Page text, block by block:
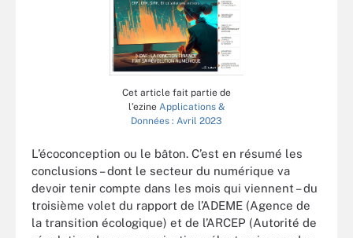
Cet article fait partie de
l’ezine Applications &
Données : Avril 2023
L’écoconception ou le bâton. C’est en résumé les
conclusions – dont le secteur du numérique va
devoir tenir compte dans les mois qui viennent – du
troisième volet du rapport de l’ADEME (Agence de
la transition écologique) et de l’ARCEP (Autorité de